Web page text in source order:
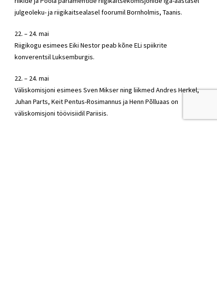
julgeoleku- ja riigikaitsealasel foorumil Bornholmis, Taanis.
22. – 24. mai
Riigikogu esimees Eiki Nestor peab kõne ELi spiikrite
konverentsil Luksemburgis.
22. – 24. mai
Väliskomisjoni esimees Sven Mikser ning liikmed Andres Herkel,
Juhan Parts, Keit Pentus-Rosimannus ja Henn Põlluaas on
väliskomisjoni töövisiidil Pariisis.